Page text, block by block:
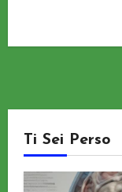
Ti Sei Perso